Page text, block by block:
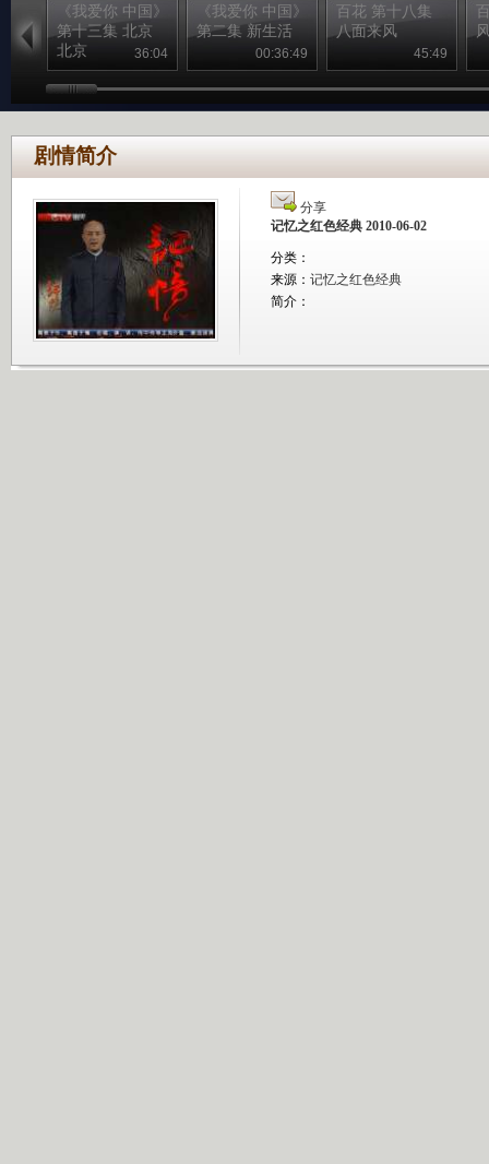
《我爱你 中国》
第十三集 北京
北京
36:04
《我爱你 中国》
第二集 新生活
00:36:49
百花 第十八集
八面来风
45:49
剧情简介
分享
记忆之红色经典 2010-06-02
分类：
来源： 记忆之红色经典
简介：